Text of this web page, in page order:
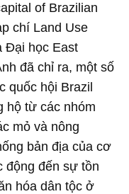
of Brazilian
chí Land Use
Đại học East
đã chỉ ra, một số
quốc hội Brazil
hộ từ các nhóm
mỏ và nông
bản địa của cơ
động đến sự tồn
hóa dân tộc ở